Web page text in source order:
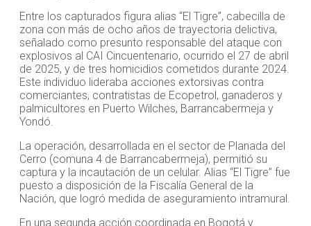
Entre los capturados figura alias “El Tigre”, cabecilla de
zona con más de ocho años de trayectoria delictiva,
señalado como presunto responsable del ataque con
explosivos al CAI Cincuentenario, ocurrido el 27 de abril
de 2025, y de tres homicidios cometidos durante 2024.
Este individuo lideraba acciones extorsivas contra
comerciantes, contratistas de Ecopetrol, ganaderos y
palmicultores en Puerto Wilches, Barrancabermeja y
Yondó.
La operación, desarrollada en el sector de Planada del
Cerro (comuna 4 de Barrancabermeja), permitió su
captura y la incautación de un celular. Alias “El Tigre” fue
puesto a disposición de la Fiscalía General de la
Nación, que logró medida de aseguramiento intramural.
En una segunda acción coordinada en Bogotá y